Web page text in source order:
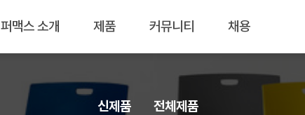
퍼맥스 소개 제품 커뮤니티 채용
신제품 전체제품